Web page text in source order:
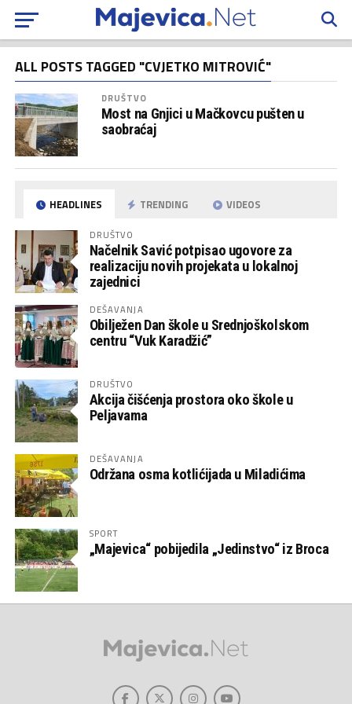
ALL POSTS TAGGED "CVJETKO MITROVIĆ"
DRUŠTVO
Most na Gnjici u Mačkovcu pušten u
saobraćaj
HEADLINES TRENDING VIDEOS
DRUŠTVO
Načelnik Savić potpisao ugovore za
realizaciju novih projekata u lokalnoj
zajednici
DEŠAVANJA
Obilježen Dan škole u Srednjoškolskom
centru “Vuk Karadžić”
DRUŠTVO
Akcija čišćenja prostora oko škole u
Peljavama
DEŠAVANJA
Održana osma kotlićijada u Miladićima
SPORT
„Majevica“ pobijedila „Jedinstvo“ iz Broca